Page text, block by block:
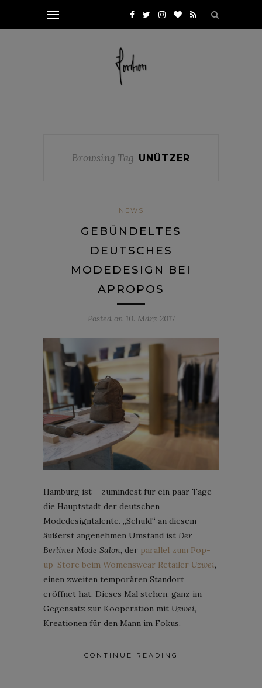
Browsing Tag UNÜTZER
NEWS
GEBÜNDELTES
DEUTSCHES
MODEDESIGN BEI
APROPOS
Posted on 10. März 2017
Hamburg ist – zumindest für ein paar Tage –
die Hauptstadt der deutschen
Modedesigntalente. „Schuld“ an diesem
äußerst angenehmen Umstand ist Der
Berliner Mode Salon, der parallel zum Pop-
up-Store beim Womenswear Retailer Uzwei,
einen zweiten temporären Standort
eröffnet hat. Dieses Mal stehen, ganz im
Gegensatz zur Kooperation mit Uzwei,
Kreationen für den Mann im Fokus.
CONTINUE READING